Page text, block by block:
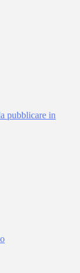
pubblicare in